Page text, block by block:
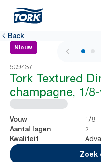
Back
Nieuw
509437
Tork Textured
champagne, 1/
Vouw 1/8
Aantal lagen 2
Kwaliteit
Zoek